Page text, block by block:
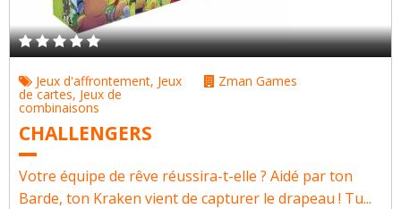
Jeux d'affrontement, Jeux
de cartes, Jeux de
combinaisons
Zman Games
CHALLENGERS
Votre équipe de rêve réussira-t-elle ? Aidé par ton
Barde, ton Kraken vient de capturer le drapeau ! Tu...